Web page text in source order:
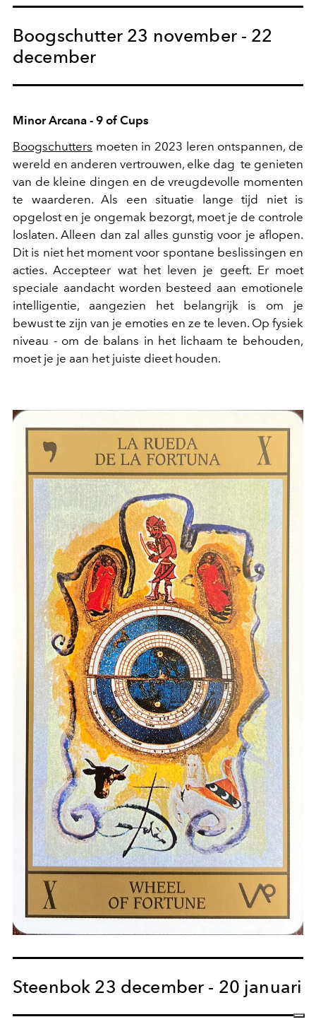
Boogschutter 23 november - 22
december
Minor Arcana - 9 of Cups
Boogschutters moeten in 2023 leren ontspannen, de
wereld en anderen vertrouwen, elke dag te genieten
van de kleine dingen en de vreugdevolle momenten
te waarderen. Als een situatie lange tijd niet is
opgelost en je ongemak bezorgt, moet je de controle
loslaten. Alleen dan zal alles gunstig voor je aflopen.
Dit is niet het moment voor spontane beslissingen en
acties. Accepteer wat het leven je geeft. Er moet
speciale aandacht worden besteed aan emotionele
intelligentie, aangezien het belangrijk is om je
bewust te zijn van je emoties en ze te leven. Op fysiek
niveau - om de balans in het lichaam te behouden,
moet je je aan het juiste dieet houden.
Steenbok 23 december - 20 januari